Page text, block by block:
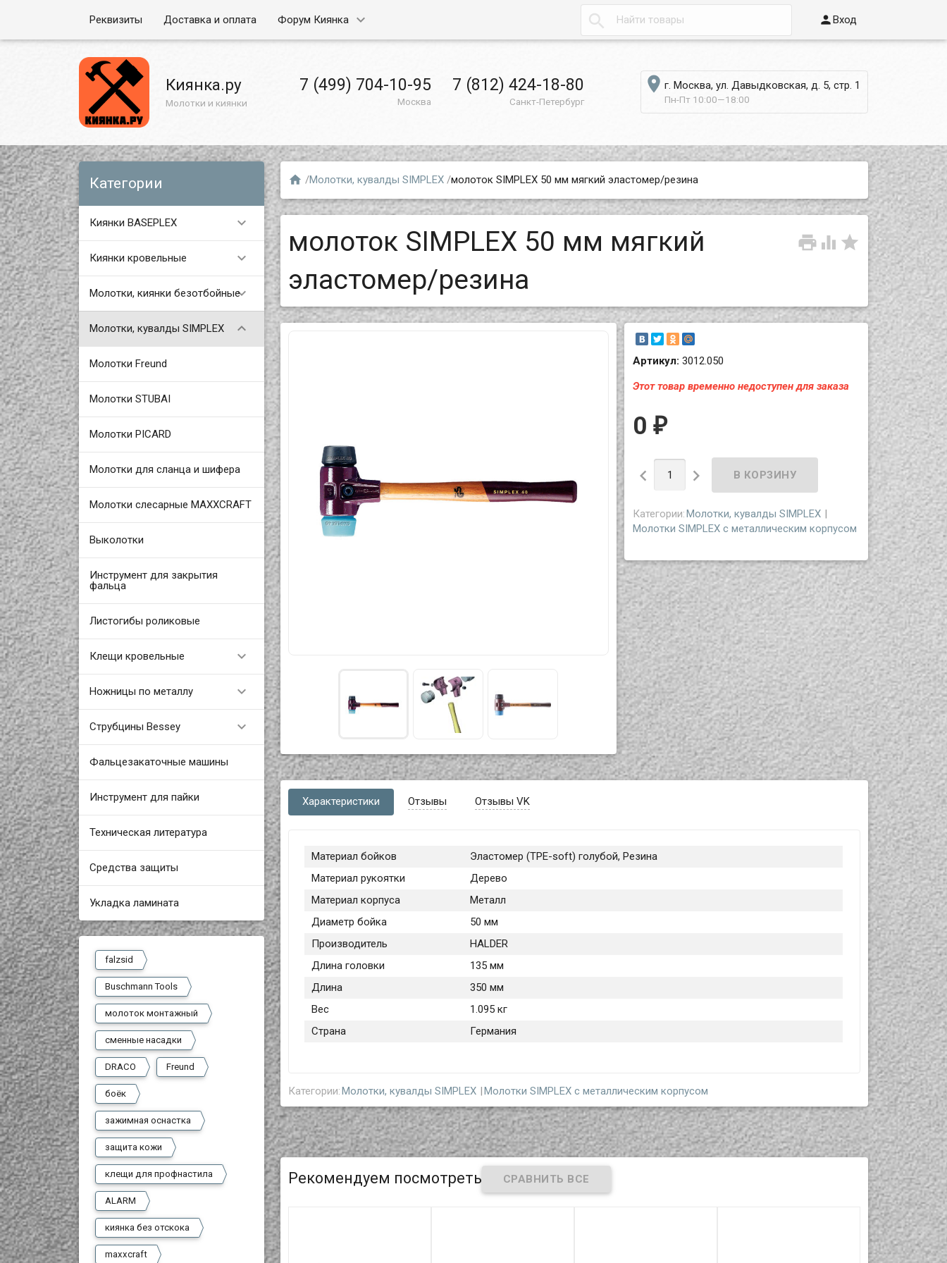
Реквизиты Доставка и оплата Форум Киянка  Вход
Киянка.ру
Молотки и киянки
7 (499) 704-10-95
Москва
7 (812) 424-18-80
Санкт-Петербург
 г. Москва, ул. Давыдковская, д. 5, стр. 1
Пн-Пт 10:00—18:00
Категории
Киянки BASEPLEX 
Киянки кровельные 
Молотки, киянки безотбойные
Молотки, кувалды SIMPLEX 
Молотки Freund
Молотки STUBAI
Молотки PICARD
Молотки для сланца и шифера
Молотки слесарные MAXXCRAFT
Выколотки
Инструмент для закрытия
фальца
Листогибы роликовые
Клещи кровельные 
Ножницы по металлу 
Струбцины Bessey 
Фальцезакаточные машины
Инструмент для пайки
Техническая литература
Средства защиты
Укладка ламината
falzsid
Buschmann Tools
молоток монтажный
сменные насадки
DRACO Freund
боёк
зажимная оснастка
защита кожи
клещи для профнастила
ALARM
киянка без отскока
maxxcraft
 /Молотки, кувалды SIMPLEX /молоток SIMPLEX 50 мм мягкий эластомер/резина
  
молоток SIMPLEX 50 мм мягкий
эластомер/резина
Артикул:3012.050
Этот товар временно недоступен для заказа
0₽
 
Категории:Молотки, кувалды SIMPLEX
Молотки SIMPLEX с металлическим корпусом
Характеристики Отзывы Отзывы VK
Материал бойков
Эластомер (TPE-soft) голубой, Резина
Материал рукоятки
Дерево
Материал корпуса
Металл
Диаметр бойка
50 мм
Производитель
HALDER
Длина головки
135 мм
Длина
350 мм
Вес
1.095 кг
Страна
Германия
Категории:Молотки, кувалды SIMPLEX Молотки SIMPLEX с металлическим корпусом
Рекомендуем посмотреть